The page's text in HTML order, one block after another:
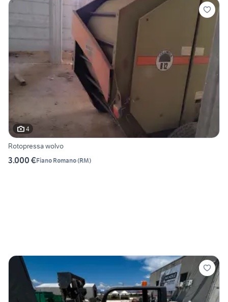
4
Rotopressa wolvo
3.000 €Fiano Romano(RM)